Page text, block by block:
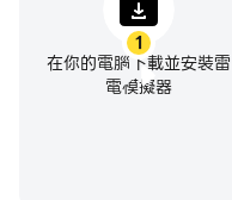
1
在你的電腦下載並安裝雷
電模擬器